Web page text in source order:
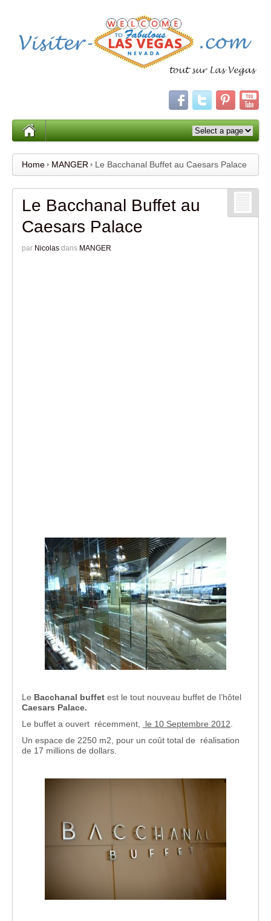
Home MANGER Le Bacchanal Buffet au Caesars Palace
Le Bacchanal Buffet au
Caesars Palace
par Nicolas dans MANGER
Le Bacchanal buffet est le tout nouveau buffet de l’hôtel
Caesars Palace.
Le buffet a ouvert récemment,
le 10 Septembre 2012
Un espace de 2250 m2, pour un coût total de réalisation
de 17 millions de dollars.